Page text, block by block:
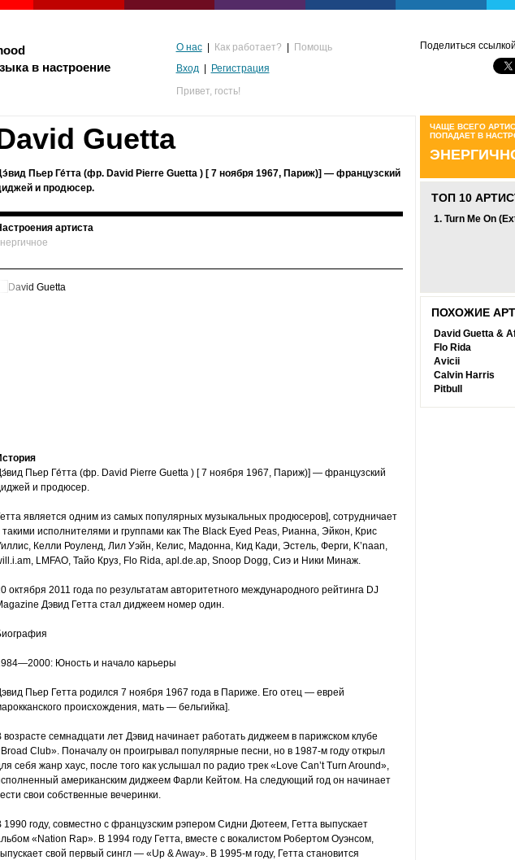
в настроение
О нас Как работает?
Помощь
Вход
Регистрация
Привет, гость!
Поделиться
экстрим
злость
беспокойное
Guetta
Пьер Ге́тта (фр. David Pierre Guetta ) [ 7 ноября 1967, Париж)] — французский
и продюсер.
артиста
Пьер Ге́тта (фр. David Pierre Guetta ) [ 7 ноября 1967, Париж)] — французский
и продюсер.
является одним из самых популярных музыкальных продюсеров], сотрудничает
такими исполнителями и группами как The Black Eyed Peas, Рианна, Эйкон, Крис
Келли Роуленд, Лил Уэйн, Келис, Мадонна, Кид Кади, Эстель, Ферги, K’naan,
LMFAO, Тайо Круз, Flo Rida, apl.de.ap, Snoop Dogg, Сиэ и Ники Минаж.
октября 2011 года по результатам авторитетного международного рейтинга DJ
Дэвид Гетта стал диджеем номер один.
Юность и начало карьеры
Пьер Гетта родился 7 ноября 1967 года в Париже. Его отец — еврей
происхождения, мать — бельгийка].
возрасте семнадцати лет Дэвид начинает работать диджеем в парижском клубе
Club». Поначалу он проигрывал популярные песни, но в 1987-м году открыл
себя жанр хаус, после того как услышал по радио трек «Love Can’t Turn Around»,
американским диджеем Фарли Кейтом. На следующий год он начинает
свои собственные вечеринки.
1990 году, совместно с французским рэпером Сидни Дютеем, Гетта выпускает
«Nation Rap». В 1994 году Гетта, вместе с вокалистом Робертом Оуэнсом,
свой первый сингл — «Up & Away». В 1995-м году, Гетта становится
ЧАЩЕ ВСЕГО
ПОПАДАЕТ В
ТОП 10
1. Turn Me On
ПОХОЖИЕ
David Guetta &
Flo Rida
Avicii
Calvin Harris
Pitbull